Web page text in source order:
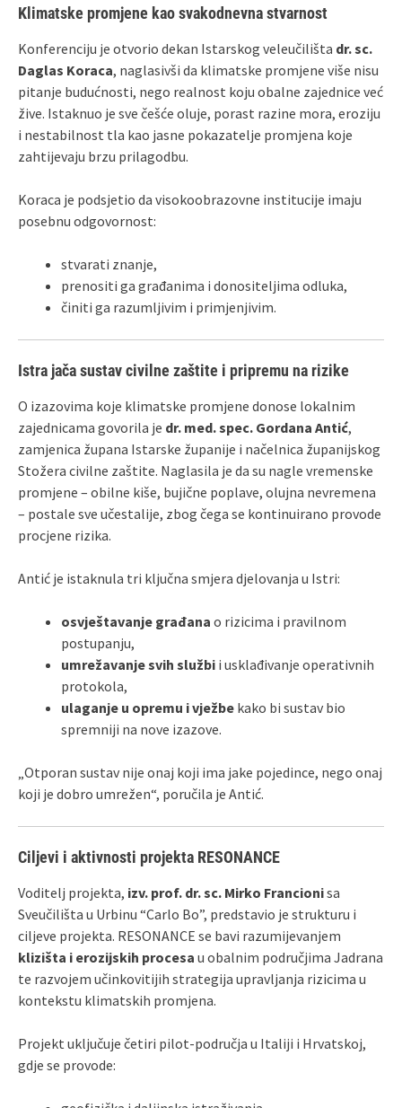
Klimatske promjene kao svakodnevna stvarnost
Konferenciju je otvorio dekan Istarskog veleučilišta dr. sc.
Daglas Koraca, naglasivši da klimatske promjene više nisu
pitanje budućnosti, nego realnost koju obalne zajednice već
žive. Istaknuo je sve češće oluje, porast razine mora, eroziju
i nestabilnost tla kao jasne pokazatelje promjena koje
zahtijevaju brzu prilagodbu.
Koraca je podsjetio da visokoobrazovne institucije imaju
posebnu odgovornost:
stvarati znanje,
prenositi ga građanima i donositeljima odluka,
činiti ga razumljivim i primjenjivim.
Istra jača sustav civilne zaštite i pripremu na rizike
O izazovima koje klimatske promjene donose lokalnim
zajednicama govorila je dr. med. spec. Gordana Antić,
zamjenica župana Istarske županije i načelnica županijskog
Stožera civilne zaštite. Naglasila je da su nagle vremenske
promjene – obilne kiše, bujične poplave, olujna nevremena
– postale sve učestalije, zbog čega se kontinuirano provode
procjene rizika.
Antić je istaknula tri ključna smjera djelovanja u Istri:
osvještavanje građana o rizicima i pravilnom
postupanju,
umrežavanje svih službi i usklađivanje operativnih
protokola,
ulaganje u opremu i vježbe kako bi sustav bio
spremniji na nove izazove.
„Otporan sustav nije onaj koji ima jake pojedince, nego onaj
koji je dobro umrežen“, poručila je Antić.
Ciljevi i aktivnosti projekta RESONANCE
Voditelj projekta, izv. prof. dr. sc. Mirko Francionisa
Sveučilišta u Urbinu “Carlo Bo”, predstavio je strukturu i
ciljeve projekta. RESONANCE se bavi razumijevanjem
klizišta i erozijskih procesa u obalnim područjima Jadrana
te razvojem učinkovitijih strategija upravljanja rizicima u
kontekstu klimatskih promjena.
Projekt uključuje četiri pilot-područja u Italiji i Hrvatskoj,
gdje se provode: